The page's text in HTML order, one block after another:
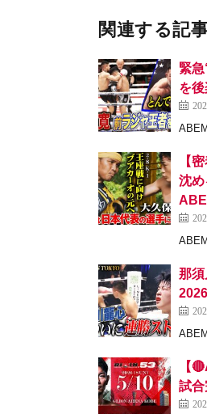
関連する記
緊
を
【
沈
那
【
試合